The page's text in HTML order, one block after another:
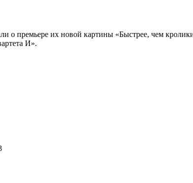
о премьере их новой картины «Быстрее, чем
И».